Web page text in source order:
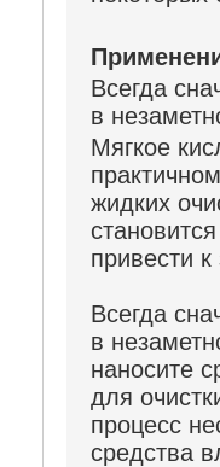
Всегда
в
Мягкое
жидких
привести
Всегда
в
наносите
для
процесс
средства